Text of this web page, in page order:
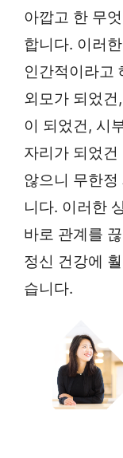
아깝고 한 무
합니다. 이러
인간적이라고
외모가 되었건
이 되었건, 시
자리가 되었
않으니 무한
니다. 이러한
바로 관계를
정신 건강에
습니다.